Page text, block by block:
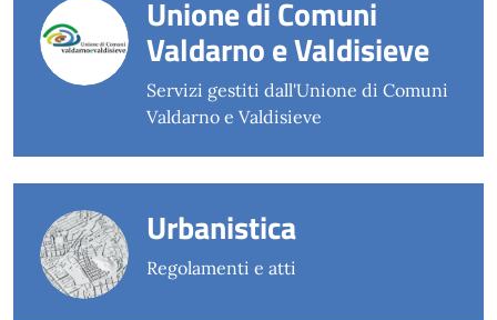
Unione di Comuni
Valdarno e Valdisieve
Servizi gestiti dall'Unione di Comuni
Valdarno e Valdisieve
Urbanistica
Regolamenti e atti